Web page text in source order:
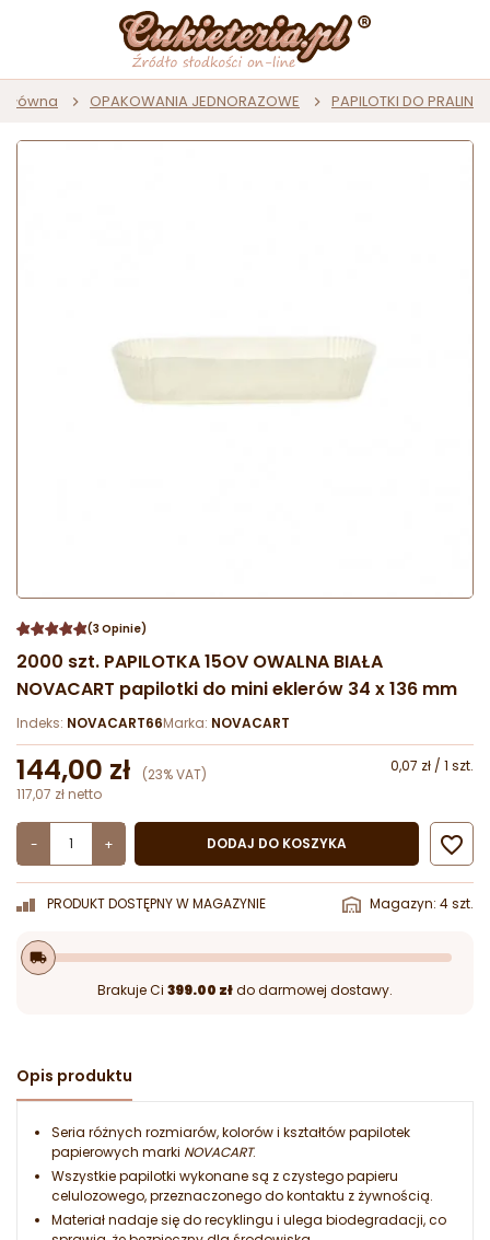
OPAKOWANIA JEDNORAZOWE PAPILOTKI DO PRALIN
(3 Opinie)
2000 szt. PAPILOTKA 15OV OWALNA BIAŁA
NOVACART papilotki do mini eklerów 34 x 136 mm
Indeks: NOVACART66Marka: NOVACART
144,00 zł (23% VAT)
0,07 zł / 1 szt.
117,07 zł netto
- + DODAJ DO KOSZYKA 
PRODUKT DOSTĘPNY W MAGAZYNIE Magazyn: 4 szt.
local_shipping
Brakuje Ci 399.00 złdo darmowej dostawy.
Opis produktu
Seria różnych rozmiarów, kolorów i kształtów papilotek
papierowych marki NOVACART.
Wszystkie papilotki wykonane są z czystego papieru
celulozowego, przeznaczonego do kontaktu z żywnością.
Materiał nadaje się do recyklingu i ulega biodegradacji, co